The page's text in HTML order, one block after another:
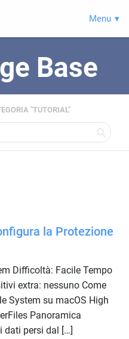
Menu
Base
"TUTORIAL"
la Protezione
Difficoltà: Facile Tempo
extra: nessuno Come
System su macOS High
Panoramica
dati persi dal […]